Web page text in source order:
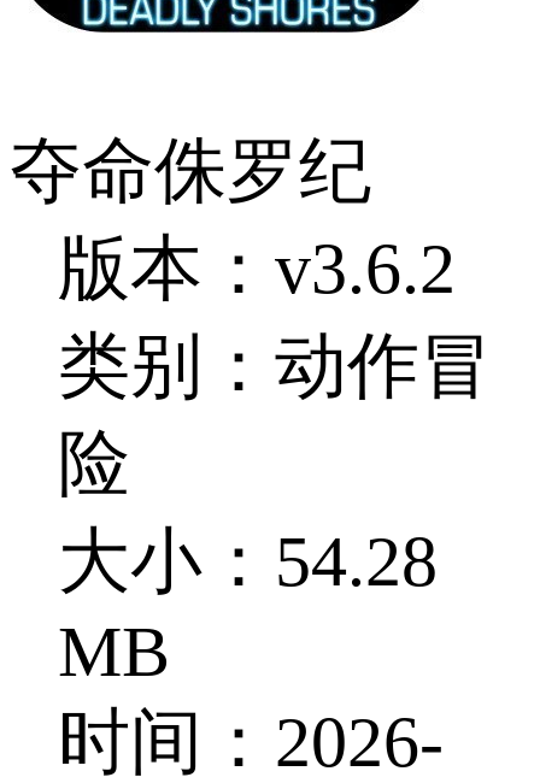
夺命侏罗纪
版本：v3.6.2
类别：动作冒
险
大小：54.28
MB
时间：2026-